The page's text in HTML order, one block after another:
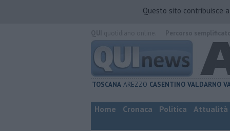
Questo sito contribuisce
TOSCANA AREZZO CASENTINO VALDARNO
Home Cronaca Politica Attualità